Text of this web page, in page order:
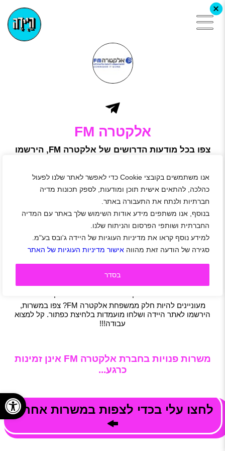
אנו משתמשים בקובצי Cookie כדי לאפשר לאתר שלנו לפעול
כהלכה, להתאים אישית תוכן ומודעות, לספק תכונות מדיה
חברתיות ולנתח את התעבורה באתר.
בנוסף, אנו משתפים מידע אודות השימוש שלך באתר עם המדיה
החברתית ושותפי הפרסום והניתוח שלנו.
למידע נוסף קראו את מדיניות העוגיות של היידה ג'ובס בע"מ.
סגירה של הודעה זאת מהווה אישור מדיניות העוגיות של האתר
בסדר
+
אלקטרה FM
צפו בכל מודעות הדרושים של אלקטרה FM, הירשמו
כהתרחבות טבעית וכחלק מחזון העל של אלקטרה: מתן פתרון
כולל לכל מחזור החיים של פרויקטים, בניינים ומתקנים, החל
משלב הקונספט, לאורך כל שלבי התכנון והביצוע, ועד לאחזקה
כיום אלקטרה FM מספקת שירותים דינמיים המותאמים לצורכיהם
המשתנים של לקוחותיה ושל השוק בכללותו, והיא משלבת בין
יעילות וחיסכון משמעותי בעלויות לבין הגנה על הסביבה ומצוינות
תרבות הרואה בהון אנושי ערך עליון ופועלת לגיבוש פתרונות
גמישים בהתאמה אישית העונים על כל היבט: תקציב, לוח זמנים
וביצועים. לכן, יותר ויותר חברות ובעלי נכסים בוחרים להפקיד
מעוניינים להיות חלק ממשפחת אלקטרה FM? צפו במשרות,
הירשמו לאתר היידה ושלחו מועמדות בלחיצת כפתור. קל למצוא
עבודה!!!
משרות פנויות בחברת אלקטרה FM אינן זמינות
כרגע...
לחצו עלי בכדי לצפות במשרות אחרות